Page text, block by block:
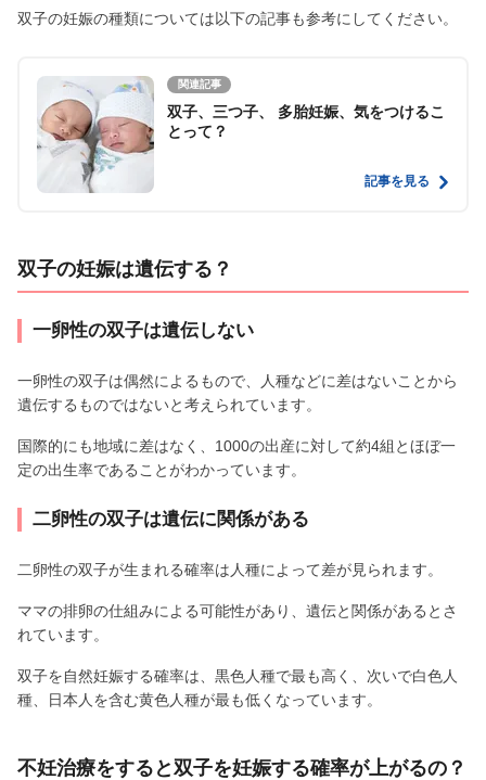
双子の妊娠の種類については以下の記事も参考にしてください。
関連記事
双子、三つ子、 多胎妊娠、気をつけるこ
とって？
記事を見る
双子の妊娠は遺伝する？
一卵性の双子は遺伝しない
一卵性の双子は偶然によるもので、人種などに差はないことから
遺伝するものではないと考えられています。
国際的にも地域に差はなく、1000の出産に対して約4組とほぼ一
定の出生率であることがわかっています。
二卵性の双子は遺伝に関係がある
二卵性の双子が生まれる確率は人種によって差が見られます。
ママの排卵の仕組みによる可能性があり、遺伝と関係があるとさ
れています。
双子を自然妊娠する確率は、黒色人種で最も高く、次いで白色人
種、日本人を含む黄色人種が最も低くなっています。
不妊治療をすると双子を妊娠する確率が上がるの？